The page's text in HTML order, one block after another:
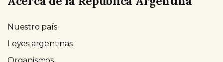
Nuestro país
Leyes argentinas